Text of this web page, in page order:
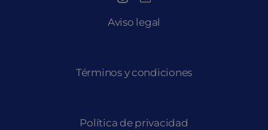
Aviso legal
Términos y condiciones
Política de privacidad